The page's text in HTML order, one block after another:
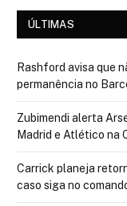
ÚLTIMAS
Rashford avisa que
permanência no
Zubimendi alerta
Madrid e Atlético na
Carrick planeja
caso siga no